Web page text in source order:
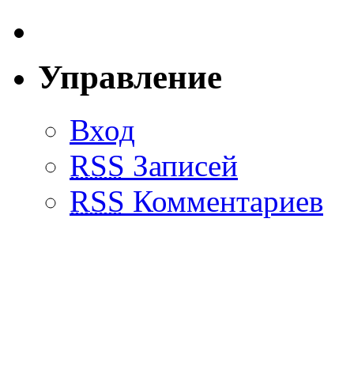
Управление
Вход
RSS Записей
RSS Комментариев